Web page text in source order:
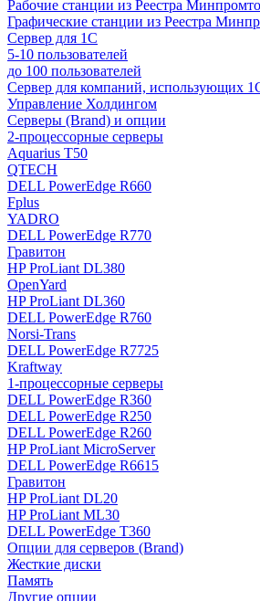
Рабочие станции из Реестра
Графические станции из Реестра
Сервер для 1С
5-10 пользователей
до 100 пользователей
Сервер для компаний, использующих
Управление Холдингом
Серверы (Brand) и опции
2-процессорные серверы
Aquarius T50
QTECH
DELL PowerEdge R660
Fplus
YADRO
DELL PowerEdge R770
Гравитон
HP ProLiant DL380
OpenYard
HP ProLiant DL360
DELL PowerEdge R760
Norsi-Trans
DELL PowerEdge R7725
Kraftway
1-процессорные серверы
DELL PowerEdge R360
DELL PowerEdge R250
DELL PowerEdge R260
HP ProLiant MicroServer
DELL PowerEdge R6615
Гравитон
HP ProLiant DL20
HP ProLiant ML30
DELL PowerEdge T360
Опции для серверов (Brand)
Жесткие диски
Память
Другие опции